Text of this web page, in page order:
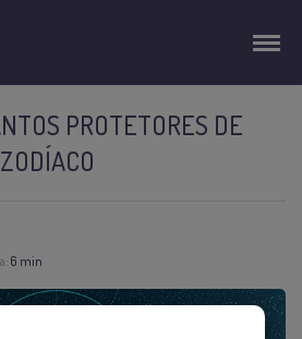
PROTETORES DE
6 min